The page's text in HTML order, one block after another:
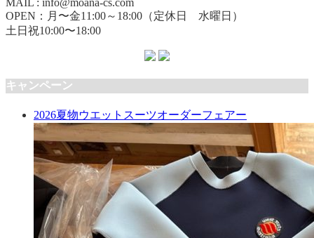
OPEN：月〜金11:00～18:00（定休日 水曜日）
土日祝10:00〜18:00
キャンペーン
2026夏物ウエットスーツオーダーフェアー